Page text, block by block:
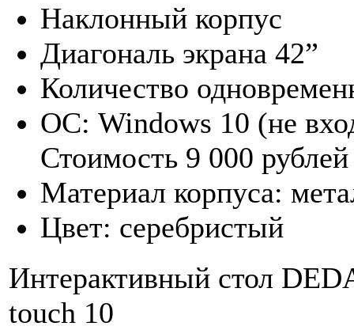
Наклонный корпус
Диагональ экрана 42”
Количество
ОС: Windows 10 (не
Стоимость 9 000 рублей
Материал корпуса:
Цвет: серебристый
Интерактивный стол
touch 10